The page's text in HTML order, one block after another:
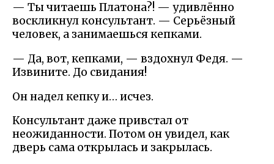
— Ты читаешь Платона?! — удивлённо
воскликнул консультант. — Серьёзный
человек, а занимаешься кепками.
— Да, вот, кепками, — вздохнул Федя. —
Извините. До свидания!
Он надел кепку и… исчез.
Консультант даже привстал от
неожиданности. Потом он увидел, как
дверь сама открылась и закрылась.